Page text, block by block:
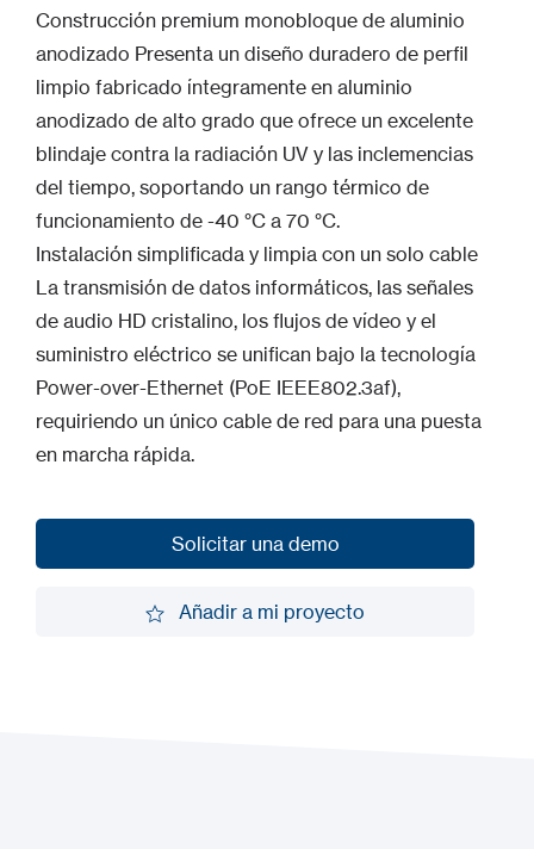
Construcción premium monobloque de aluminio
anodizado Presenta un diseño duradero de perfil
limpio fabricado íntegramente en aluminio
anodizado de alto grado que ofrece un excelente
blindaje contra la radiación UV y las inclemencias
del tiempo, soportando un rango térmico de
funcionamiento de -40 °C a 70 °C.
Instalación simplificada y limpia con un solo cable
La transmisión de datos informáticos, las señales
de audio HD cristalino, los flujos de vídeo y el
suministro eléctrico se unifican bajo la tecnología
Power-over-Ethernet (PoE IEEE802.3af),
requiriendo un único cable de red para una puesta
en marcha rápida.
Solicitar una demo
Añadir a mi proyecto